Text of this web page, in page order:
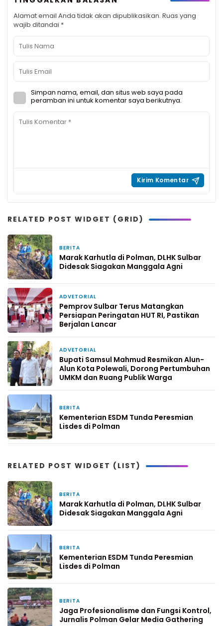
Alamat email Anda tidak akan dipublikasikan. Ruas yang
wajib ditandai *
Simpan nama, email, dan situs web saya pada
peramban ini untuk komentar saya berikutnya.
RELATED POST WIDGET (GRID)
BERITA
Marak Karhutla di Polman, DLHK Sulbar
Didesak Siagakan Manggala Agni
ADVETORIAL
Pemprov Sulbar Terus Matangkan
Persiapan Peringatan HUT RI, Pastikan
Berjalan Lancar
ADVETORIAL
Bupati Samsul Mahmud Resmikan Alun-
Alun Kota Polewali, Dorong Pertumbuhan
UMKM dan Ruang Publik Warga
BERITA
Kementerian ESDM Tunda Peresmian
Lisdes di Polman
RELATED POST WIDGET (LIST)
BERITA
Marak Karhutla di Polman, DLHK Sulbar
Didesak Siagakan Manggala Agni
BERITA
Kementerian ESDM Tunda Peresmian
Lisdes di Polman
BERITA
Jaga Profesionalisme dan Fungsi Kontrol,
Jurnalis Polman Gelar Media Gathering